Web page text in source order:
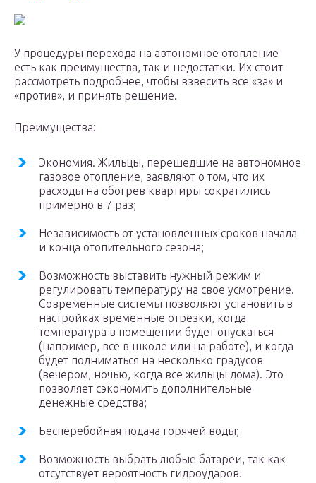
У процедуры перехода на автономное отопление
есть как преимущества, так и недостатки. Их стоит
рассмотреть подробнее, чтобы взвесить все «за» и
«против», и принять решение.
Преимущества:
Экономия. Жильцы, перешедшие на автономное
газовое отопление, заявляют о том, что их
расходы на обогрев квартиры сократились
примерно в 7 раз;
Независимость от установленных сроков начала
и конца отопительного сезона;
Возможность выставить нужный режим и
регулировать температуру на свое усмотрение.
Современные системы позволяют установить в
настройках временные отрезки, когда
температура в помещении будет опускаться
(например, все в школе или на работе), и когда
будет подниматься на несколько градусов
(вечером, ночью, когда все жильцы дома). Это
позволяет сэкономить дополнительные
денежные средства;
Бесперебойная подача горячей воды;
Возможность выбрать любые батареи, так как
отсутствует вероятность гидроударов.